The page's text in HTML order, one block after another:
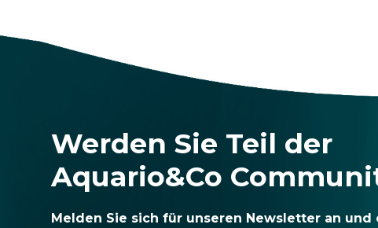
Werden Sie Teil der
Aquario&Co
Melden Sie sich für unseren Newsletter an und